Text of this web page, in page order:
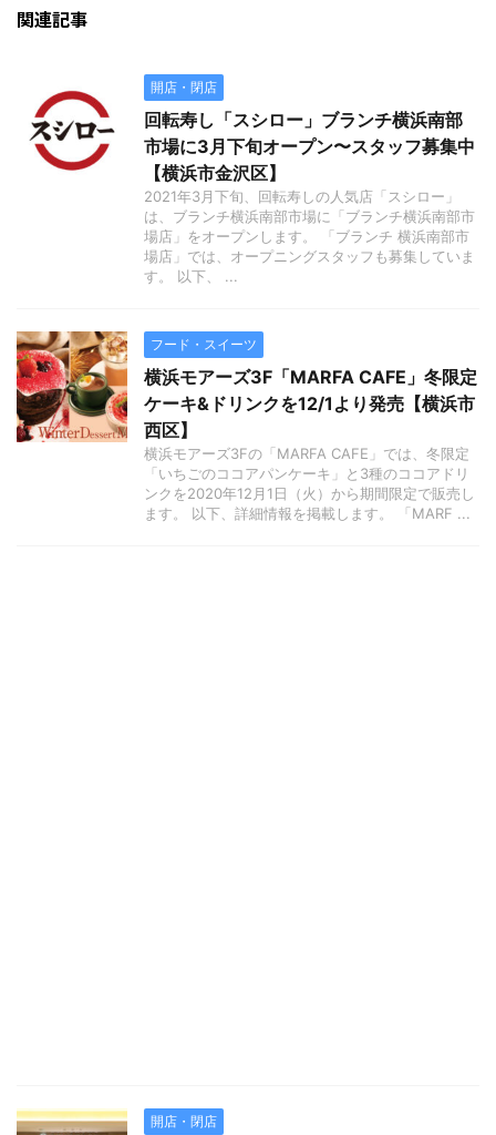
関連記事
開店・閉店
回転寿し「スシロー」ブランチ横浜南部
市場に3月下旬オープン〜スタッフ募集中
【横浜市金沢区】
2021年3月下旬、回転寿しの人気店「スシロー」
は、ブランチ横浜南部市場に「ブランチ横浜南部市
場店」をオープンします。 「ブランチ 横浜南部市
場店」では、オープニングスタッフも募集していま
す。 以下、 ...
フード・スイーツ
横浜モアーズ3F「MARFA CAFE」冬限定
ケーキ&ドリンクを12/1より発売【横浜市
西区】
横浜モアーズ3Fの「MARFA CAFE」では、冬限定
「いちごのココアパンケーキ」と3種のココアドリ
ンクを2020年12月1日（火）から期間限定で販売し
ます。 以下、詳細情報を掲載します。 「MARF ...
開店・閉店